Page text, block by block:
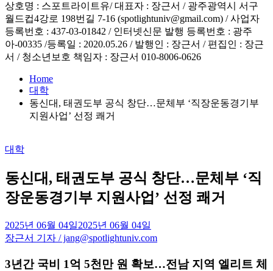
상호명 : 스포트라이트유/ 대표자 : 장근서 / 광주광역시 서구
월드컵4강로 198번길 7-16 (spotlightuniv@gmail.com) / 사업자
등록번호 : 437-03-01842 / 인터넷신문 발행 등록번호 : 광주
아-00335 /등록일 : 2020.05.26 / 발행인 : 장근서 / 편집인 : 장근
서 / 청소년보호 책임자 : 장근서 010-8006-0626
Home
대학
동신대, 태권도부 공식 창단…문체부 ‘직장운동경기부
지원사업’ 선정 쾌거
Posted
대학
동신대, 태권도부 공식 창단…문체부 ‘직
장운동경기부 지원사업’ 선정 쾌거
2025년 06월 04일2025년 06월 04일
장근서 기자 / jang@spotlightuniv.com
3년간 국비 1억 5천만 원 확보…전남 지역 엘리트 체